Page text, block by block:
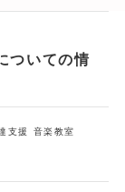
ついての情
支援 音楽教室